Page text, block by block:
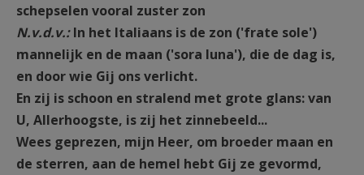
schepselen vooral zuster zon
N.v.d.v.:In het Italiaans is de zon ('frate sole')
mannelijk en de maan ('sora luna'), die de dag is,
en door wie Gij ons verlicht.
En zij is schoon en stralend met grote glans: van
U, Allerhoogste, is zij het zinnebeeld...
Wees geprezen, mijn Heer, om broeder maan en
de sterren, aan de hemel hebt Gij ze gevormd,